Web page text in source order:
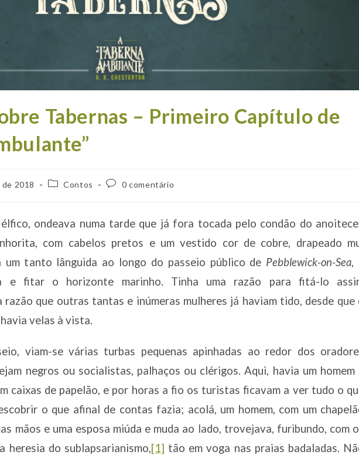
Tabernas – Primeiro Capítulo de
2018
Categoria
Contos
Comentários
0 comentário
ondeava numa tarde que já fora tocada pelo condão do
com cabelos pretos e um vestido cor de cobre, drapeado
um tanto lânguida ao longo do passeio público de Pebblewick-on-Sea,
e fitar o horizonte marinho. Tinha uma razão para fitá-lo
que outras tantas e inúmeras mulheres já haviam tido, desde que
velas à vista.
viam-se várias turbas pequenas apinhadas ao redor dos
negros ou socialistas, palhaços ou clérigos. Aqui, havia um homem
caixas de papelão, e por horas a fio os turistas ficavam a ver tudo o
o que afinal de contas fazia; acolá, um homem, com um
mãos e uma esposa miúda e muda ao lado, trovejava, furibundo, com
heresia do sublapsarianismo,[1] tão em voga nas praias badaladas.